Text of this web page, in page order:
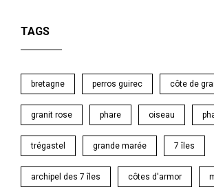
TAGS
bretagne perros guirec côte de
granit rose phare oiseau
trégastel grande marée 7 îles
archipel des 7 îles côtes d'armor